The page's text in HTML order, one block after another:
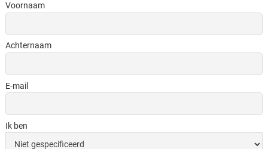
Voornaam
Achternaam
E-mail
Ik ben